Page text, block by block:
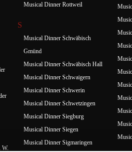
W.
Musical Dinner Rottweil
S
Musical Dinner Schwäbisch
Gmünd
Musical Dinner Schwäbisch Hall
Musical Dinner Schwaigern
Musical Dinner Schwerin
Musical Dinner Schwetzingen
Musical Dinner Siegburg
Musical Dinner Siegen
Musical Dinner Sigmaringen